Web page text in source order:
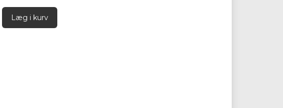
Læg i kurv